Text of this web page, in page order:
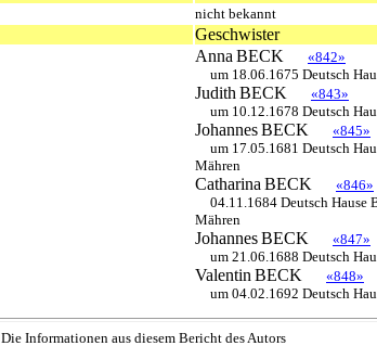
nicht bekannt
Geschwister
Anna BECK
«842»
um 18.06.1675 Deutsch
Judith BECK
«843»
um 10.12.1678 Deutsch
JohannesBECK
«845»
um 17.05.1681 Deutsch
Mähren
Catharina BECK
«846»
04.11.1684 Deutsch Hause
Mähren
JohannesBECK
«847»
um 21.06.1688 Deutsch
Valentin BECK
«848»
um 04.02.1692 Deutsch
Die Informationen aus diesem Bericht des Autors